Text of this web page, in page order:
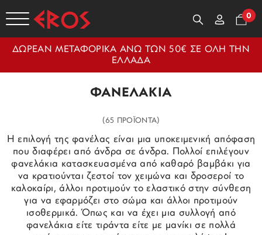
0
ΔΩΡΕΑΝ ΜΕΤΑΦΟΡΙΚΑ ΑΝΩ ΤΩΝ 50€ ΣΕ ΟΛΗ ΤΗΝ
ΕΛΛΑΔΑ
ΦΑΝΕΛΑΚΙΑ
(65 ΠΡΟΪΟΝΤΑ)
Η επιλογή της φανέλας είναι μια υποκειμενική απόφαση
που διαφέρει από άνδρα σε άνδρα. Πολλοί επιλέγουν
φανελάκια κατασκευασμένα από καθαρό βαμβάκι για
να κρατιούνται ζεστοί τον χειμώνα και δροσεροί το
καλοκαίρι, άλλοι προτιμούν το ελαστικό στην σύνθεση
για να εφαρμόζει στο σώμα και άλλοι προτιμούν
ισοθερμικά. Όπως και να έχει μια συλλογή από
φανελάκια είτε τιράντα είτε με μανίκι σε πολλά